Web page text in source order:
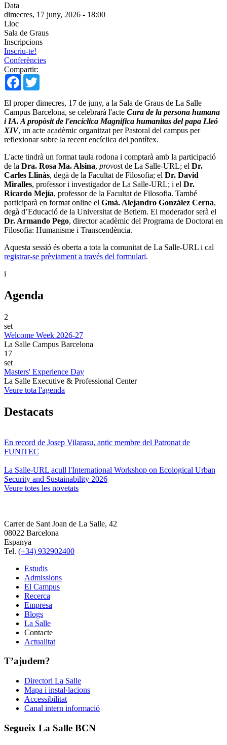
Data
dimecres, 17 juny, 2026 - 18:00
Lloc
Sala de Graus
Inscripcions
Inscriu-te!
Conferències
Compartir:
Facebook
El proper dimecres, 17 de juny, a la Sala de Graus de La Salle
Campus Barcelona, se celebrarà l'acte Cura de la persona humana
i IA. A propòsit de l'encíclica Magnifica humanitas del papa Lleó
XIV, un acte acadèmic organitzat per Pastoral del campus per
reflexionar sobre la recent encíclica del pontífex.
L'acte tindrà un format taula rodona i comptarà amb la participació
de la Dra. Rosa Ma. Alsina, provost de La Salle-URL; el Dr.
Carles Llinàs, degà de la Facultat de Filosofia; el Dr. David
Miralles, professor i investigador de La Salle-URL; i el Dr.
Ricardo Mejía, professor de la Facultat de Filosofia. També
participarà en format online el Gmà. Alejandro González Cerna,
degà d’Educació de la Universitat de Betlem. El moderador serà el
Dr. Armando Pego, director acadèmic del Programa de Doctorat en
Filosofia: Humanisme i Transcendència.
Aquesta sessió és oberta a tota la comunitat de La Salle-URL i cal
registrar-se prèviament a través del formulari.
i
Agenda
2
set
Welcome Week 2026-27
La Salle Campus Barcelona
17
set
Masters' Experience Day
La Salle Executive & Professional Center
Veure tota l'agenda
Destacats
En record de Josep Vilarasu, antic membre del Patronat de
FUNITEC
La Salle-URL acull l'International Workshop on Ecological Urban
Security and Sustainability 2026
Veure totes les novetats
Carrer de Sant Joan de La Salle, 42
08022 Barcelona
Espanya
Tel. (+34) 932902400
Estudis
Admissions
El Campus
Recerca
Empresa
Blogs
La Salle
Contacte
Actualitat
T’ajudem?
Directori La Salle
Mapa i instal·lacions
Accessibilitat
Canal intern informació
Segueix La Salle BCN